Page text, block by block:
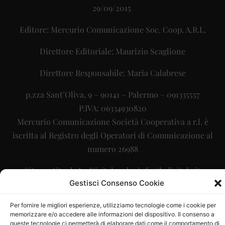
Gestisci Consenso Cookie
Per fornire le migliori esperienze, utilizziamo tecnologie come i cookie per
memorizzare e/o accedere alle informazioni del dispositivo. Il consenso a
queste tecnologie ci permetterà di elaborare dati come il comportamento di
29/09/2015
Editore: Mercurio Comunicazione Soc. Coop. A.R.L.
Direttore Editoriale: Maurizio Scaglione
Direttore Responsabile: Maria Calabrese
p.zza Sant’Oliva, 9 – 90141 – Palermo – 091335557
P.IVA: 06334930820
Mercurio Comunicazione Società Cooperativa a r.l. è
iscritta al Registro degli Operatori di Comunicazione al
numero 26988
Sito gestito daLa Digitale srl–info@ladigitale.it